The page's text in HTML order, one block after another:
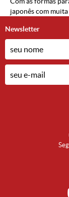
japonês com
Newsletter